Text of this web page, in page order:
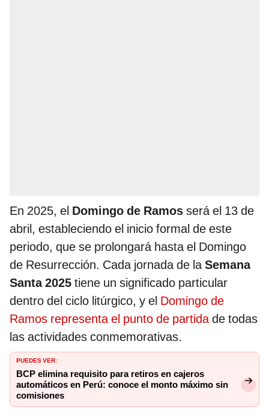
En 2025, el Domingo de Ramos será el 13 de
abril, estableciendo el inicio formal de este
periodo, que se prolongará hasta el Domingo
de Resurrección. Cada jornada de laSemana
Santa 2025 tiene un significado particular
dentro del ciclo litúrgico, y el Domingo de
Ramos representa el punto de partidade todas
las actividades conmemorativas.
PUEDES VER:
BCP elimina requisito para retiros en cajeros
automáticos en Perú: conoce el monto máximo sin
comisiones